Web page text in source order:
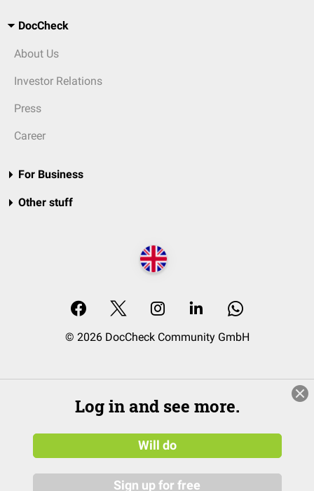
DocCheck
About Us
Investor Relations
Press
Career
For Business
Other stuff
© 2026 DocCheck Community GmbH
Log in and see more.
Will do
Sign up for free